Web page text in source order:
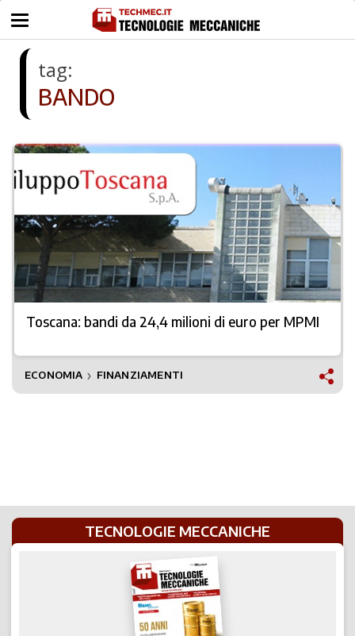
tag:
BANDO
Toscana: bandi da 24,4 milioni di euro per MPMI
ECONOMIA ❯ FINANZIAMENTI
TECNOLOGIE MECCANICHE